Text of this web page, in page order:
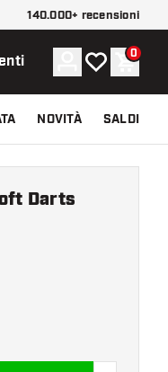
140.000+ recensioni
Account
La mia lista
0
NOVITÀ SALDI
Darts